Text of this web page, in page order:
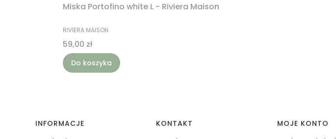
Miska Portofino white L - Riviera Maison
PRODUCENT
RIVIERA MAISON
Cena
59,00 zł
Do koszyka
Linki w stopce
INFORMACJE
KONTAKT
MOJE KONTO